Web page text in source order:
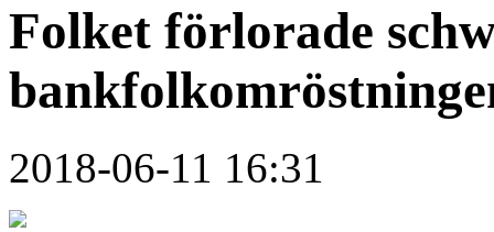
Folket förlorade
2018-06-11 16:31